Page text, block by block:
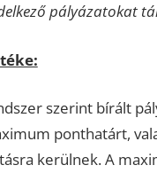
pályázatokat
szerint bírált
ponthatárt,
kerülnek. A